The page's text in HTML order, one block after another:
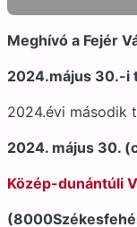
Meghívó a Fejér
2024.május 30.-i
2024.évi második
2024. május 30.
Közép-dunántúli